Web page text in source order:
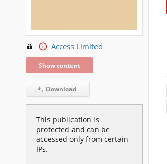
Access Limited
Show content
Download
This publication is
protected and can be
accessed only from certain
IPs.